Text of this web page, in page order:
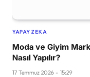
YAPAY ZEKA
Moda ve Giyim
Nasıl Yapılır?
17 Temmuz 2026 - 15:29